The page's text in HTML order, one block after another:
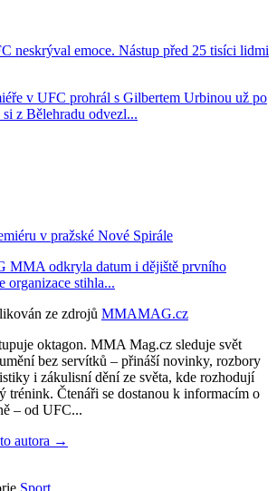
neskrýval emoce. Nástup před 25 tisíci lidmi
v UFC prohrál s Gilbertem Urbinou už po
z Bělehradu odvezl...
v pražské Nové Spirále
MMA odkryla datum i dějiště prvního
organizace stihla...
ze zdrojů MMAMAG.cz
oktagon. MMA Mag.cz sleduje svět
bez servítků – přináší novinky, rozbory
i zákulisní dění ze světa, kde rozhodují
trénink. Čtenáři se dostanou k informacím o
– od UFC...
autora →
Sport